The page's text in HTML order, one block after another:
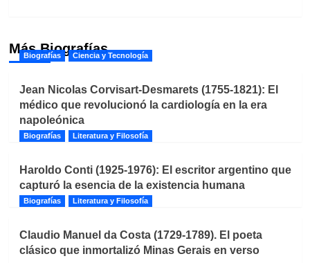
Más Biografías
Biografías Ciencia y Tecnología
Jean Nicolas Corvisart-Desmarets (1755-1821): El
médico que revolucionó la cardiología en la era
napoleónica
Biografías Literatura y Filosofía
Haroldo Conti (1925-1976): El escritor argentino que
capturó la esencia de la existencia humana
Biografías Literatura y Filosofía
Claudio Manuel da Costa (1729-1789). El poeta
clásico que inmortalizó Minas Gerais en verso